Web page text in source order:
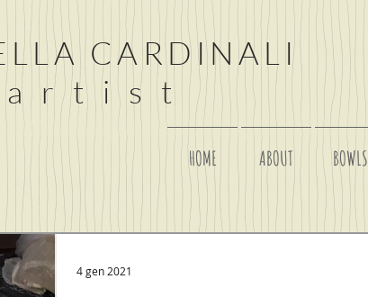
CARDINALI
r t i s t
HOME ABOUT BOWLS
4 gen 2021